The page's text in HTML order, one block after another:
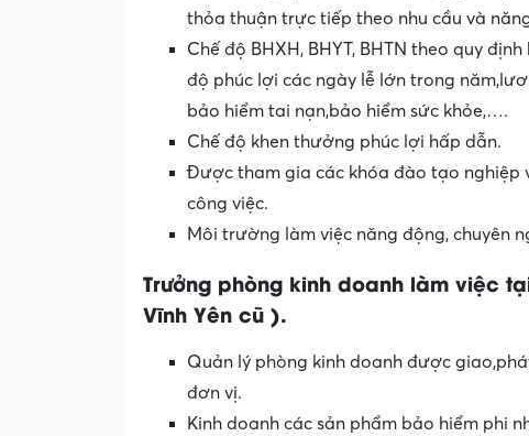
thỏa thuận trực tiếp theo nhu cầu và
Chế độ BHXH, BHYT, BHTN theo quy
độ phúc lợi các ngày lễ lớn trong
bảo hiểm tai nạn,bảo hiểm sức khỏe,….
Chế độ khen thưởng phúc lợi hấp dẫn.
Được tham gia các khóa đào tạo nghiệp
công việc.
Môi trường làm việc năng động, chuyên
Trưởng phòng kinh doanh làm việc
Vĩnh Yên cũ ).
Quản lý phòng kinh doanh được
đơn vị.
Kinh doanh các sản phẩm bảo hiểm phi